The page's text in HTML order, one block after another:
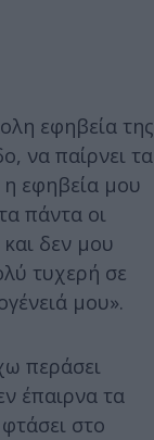
εφηβεία της
να παίρνει τα
εφηβεία μου
πάντα οι
δεν μου
τυχερή σε
μου».
περάσει
έπαιρνα τα
στο